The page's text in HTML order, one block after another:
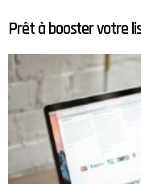
Prêt à booster votre